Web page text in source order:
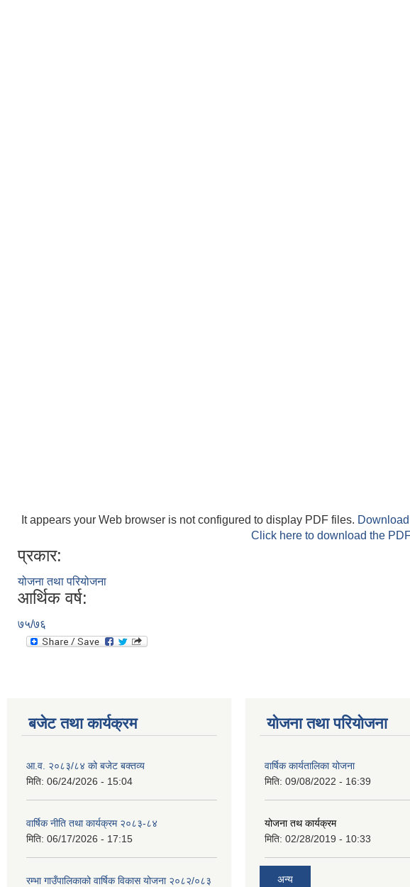
It appears your Web browser is not configured to display PDF files.
Click here to download the
प्रकार:
योजना तथा परियोजना
आर्थिक वर्ष:
७५/७६
बजेट तथा कार्यक्रम
आ.व. २०८३/८४ को बजेट बक्तव्य
मिति: 06/24/2026 - 15:04
वार्षिक नीति तथा कार्यक्रम २०८३-८४
मिति: 06/17/2026 - 17:15
रम्भा गाउँपालिकाको वार्षिक विकास योजना २०८२/०८३
योजना तथा परियोजना
वार्षिक कार्यतालिका योजना
मिति: 09/08/2022 - 16:39
योजना तथ कार्यक्रम
मिति: 02/28/2019 - 10:33
अन्य